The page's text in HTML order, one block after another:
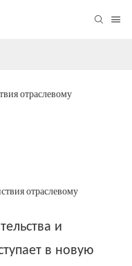
отраслевому
и
в новую